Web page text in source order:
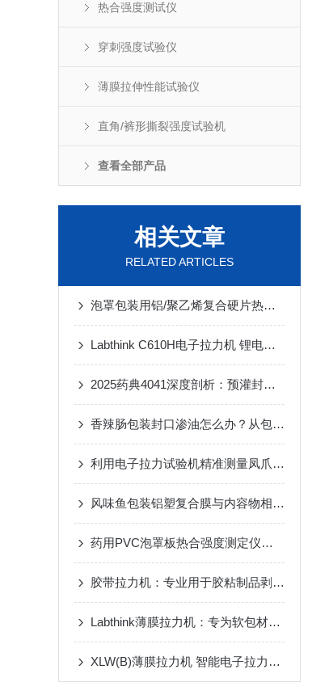
热合强度测试仪
穿刺强度试验仪
薄膜拉伸性能试验仪
直角/裤形撕裂强度试验机
查看全部产品
相关文章
RELATED ARTICLES
泡罩包装用铝/聚乙烯复合硬片热封强度测试方法
Labthink C610H电子拉力机 锂电池隔膜拉伸强度精准检测专用设备
2025药典4041深度剖析：预灌封注射器组件密封性检测要点与仪器选型指南
香辣肠包装封口渗油怎么办？从包装热封强度入手解决包装问题
利用电子拉力试验机精准测量凤爪食品包装的热封口密封牢度
风味鱼包装铝塑复合膜与内容物相容性研究：剥离强度指标分析
药用PVC泡罩板热合强度测定仪——产品技术说明
胶带拉力机：专业用于胶粘制品剥离强度测试的多功能检测设备
Labthink薄膜拉力机：专为软包材检测打造，数据精准可靠、功能强劲全面
XLW(B)薄膜拉力机 智能电子拉力试验机——仪器百科